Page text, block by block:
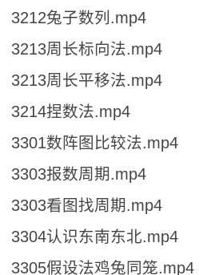
3212兔子数列.mp4
3213周长标向法.mp4
3213周长平移法.mp4
3214捏数法.mp4
3301数阵图比较法.mp4
3303报数周期.mp4
3303看图找周期.mp4
3304认识东南东北.mp4
3305假设法鸡兔同笼.mp4